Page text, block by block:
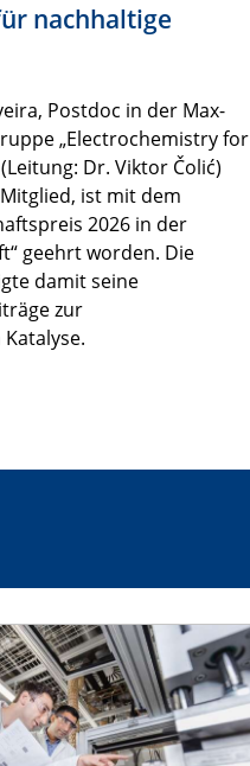
nachhaltige
Postdoc in der Max-
„Electrochemistry for
Dr. Viktor Čolić)
ist mit dem
2026 in der
geehrt worden. Die
damit seine
zur